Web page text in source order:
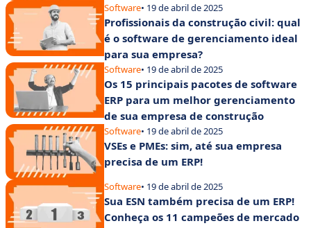
Software• 19 de abril de 2025
Profissionais da construção civil: qual
é o software de gerenciamento ideal
para sua empresa?
Software• 19 de abril de 2025
Os 15 principais pacotes de software
ERP para um melhor gerenciamento
de sua empresa de construção
Software• 19 de abril de 2025
VSEs e PMEs: sim, até sua empresa
precisa de um ERP!
Software• 19 de abril de 2025
Sua ESN também precisa de um ERP!
Conheça os 11 campeões de mercado